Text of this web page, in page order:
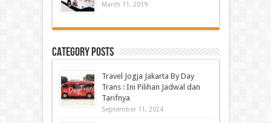
March 11, 2019
Category Posts
Travel Jogja Jakarta By Day
Trans : Ini Pilihan Jadwal dan
Tarifnya
September 11, 2024